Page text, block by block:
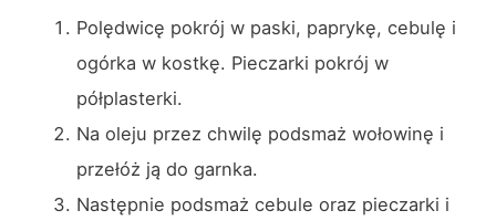
Polędwicę pokrój w paski, paprykę, cebulę i
ogórka w kostkę. Pieczarki pokrój w
półplasterki.
Na oleju przez chwilę podsmaż wołowinę i
przełóż ją do garnka.
Następnie podsmaż cebule oraz pieczarki i